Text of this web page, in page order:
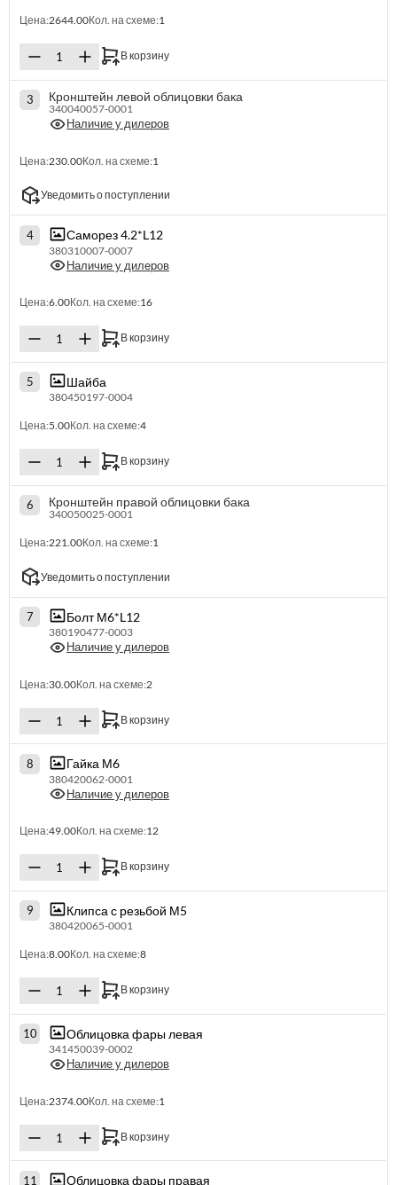
Цена:2644.00Кол. на схеме:1
В корзину
3 Кронштейн левой облицовки бака
340040057-0001
Наличие у дилеров
Цена:230.00Кол. на схеме:1
Уведомить о поступлении
4 Саморез 4.2*L12
380310007-0007
Наличие у дилеров
Цена:6.00Кол. на схеме:16
В корзину
5 Шайба
380450197-0004
Цена:5.00Кол. на схеме:4
В корзину
6 Кронштейн правой облицовки бака
340050025-0001
Цена:221.00Кол. на схеме:1
Уведомить о поступлении
7 Болт М6*L12
380190477-0003
Наличие у дилеров
Цена:30.00Кол. на схеме:2
В корзину
8 Гайка М6
380420062-0001
Наличие у дилеров
Цена:49.00Кол. на схеме:12
В корзину
9 Клипса с резьбой М5
380420065-0001
Цена:8.00Кол. на схеме:8
В корзину
10 Облицовка фары левая
341450039-0002
Наличие у дилеров
Цена:2374.00Кол. на схеме:1
В корзину
11 Облицовка фары правая